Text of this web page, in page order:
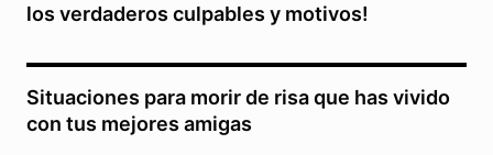
los verdaderos culpables y motivos!
Situaciones para morir de risa que has vivido
con tus mejores amigas